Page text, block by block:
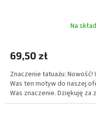
Na
69,50 zł
Znaczenie tatuażu:
Was ten motyw do naszej
Was znaczenie. Dziękuję za